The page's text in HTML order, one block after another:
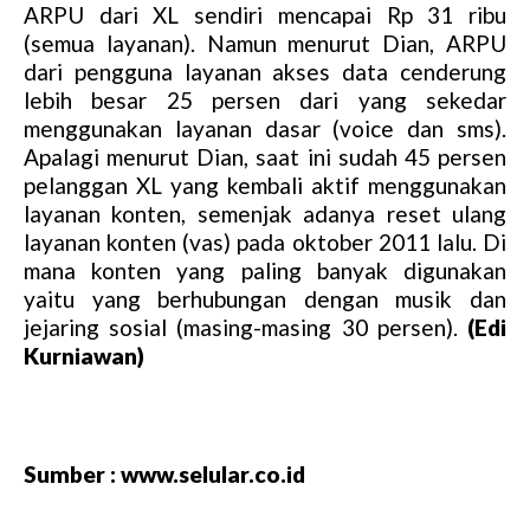
ARPU dari XL sendiri mencapai Rp 31 ribu
(semua layanan). Namun menurut Dian, ARPU
dari pengguna layanan akses data cenderung
lebih besar 25 persen dari yang sekedar
menggunakan layanan dasar (voice dan sms).
Apalagi menurut Dian, saat ini sudah 45 persen
pelanggan XL yang kembali aktif menggunakan
layanan konten, semenjak adanya reset ulang
layanan konten (vas) pada oktober 2011 lalu. Di
mana konten yang paling banyak digunakan
yaitu yang berhubungan dengan musik dan
jejaring sosial (masing-masing 30 persen). (Edi
Kurniawan)
Sumber : www.selular.co.id